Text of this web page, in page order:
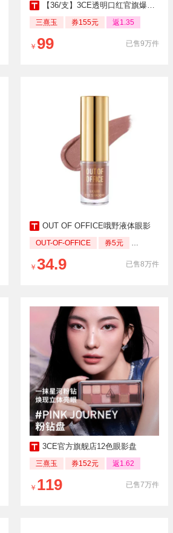
【36/支】3CE透明口红官旗爆款哑光丝绒
三熹玉 券155元 返1.35
已售9万件
￥ 99
OUT OF OFFICE哦野液体眼影
OUT-OF-OFFICE 券5元 返0.73
已售8万件
￥ 34.9
3CE官方旗舰店12色眼影盘
三熹玉 券152元 返1.62
已售7万件
￥ 119